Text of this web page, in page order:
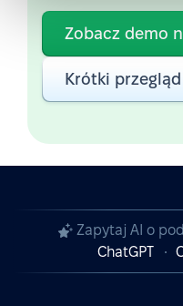
Zobacz demo
Krótki
Zapytaj AI o
ChatGPT